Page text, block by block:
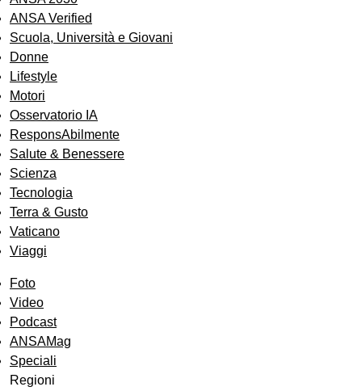
ANSA Verified
Scuola, Università e Giovani
Donne
Lifestyle
Motori
Osservatorio IA
ResponsAbilmente
Salute & Benessere
Scienza
Tecnologia
Terra & Gusto
Vaticano
Viaggi
Foto
Video
Podcast
ANSAMag
Speciali
Regioni